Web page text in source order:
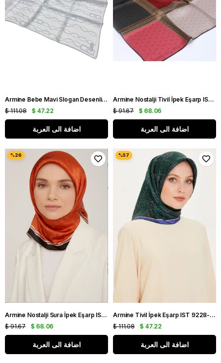
Armine Bebe Mavi Slogan Desenli Tivil İpek Eşarp IST 8925-54
$ 47.22
$ 111.08
اضافة الى العربة
Armine Nostalji Tivil İpek Eşarp IST 8113-23 Bordo-Kiremit Slogan Desen
$ 68.06
$ 91.67
اضافة الى العربة
Armine Nostalji Sura İpek Eşarp IST 8832-31 Kiremit Slogan Desen
$ 68.06
$ 91.67
اضافة الى العربة
Armine Tivil İpek Eşarp IST 9228-85 Yeşil Karışık Desen
$ 47.22
$ 111.08
اضافة الى العربة